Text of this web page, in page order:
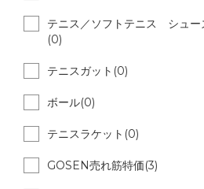
テニス／ソフトテニス シュー
(0)
テニスガット(0)
ボール(0)
テニスラケット(0)
GOSEN売れ筋特価(3)